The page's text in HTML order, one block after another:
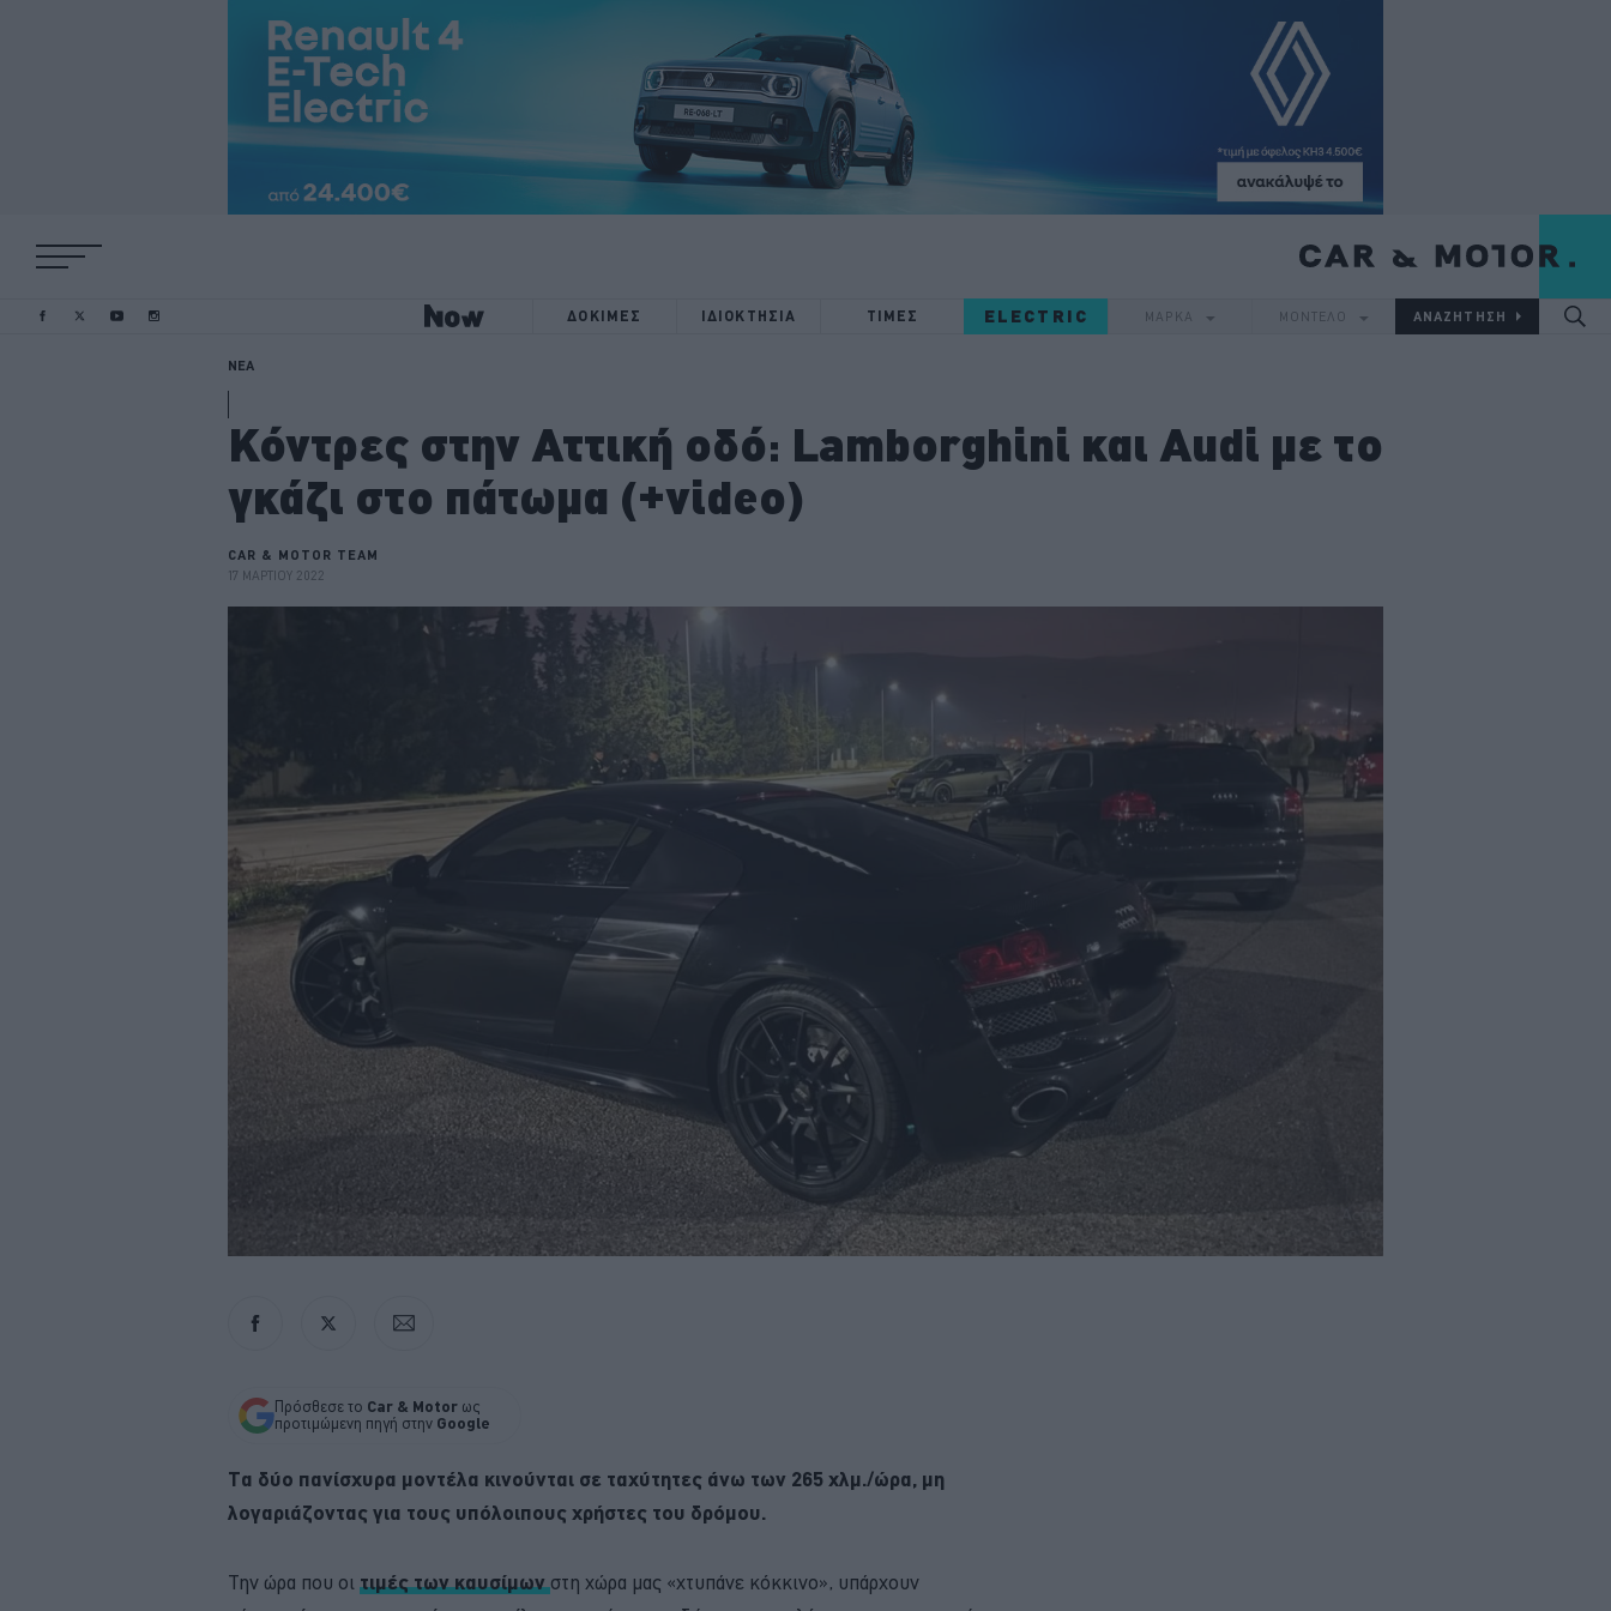
ΔΟΚΙΜΕΣ ΙΔΙΟΚΤΗΣΙΑ ΤΙΜΕΣ ELECTRIC ΜΑΡΚΑ ΜΟΝΤΕΛΟ
ΝΕΑ
Κόντρες στην Αττική οδό: Lamborghini και Audi με το
γκάζι στο πάτωμα (+video)
CAR & MOTOR TEAM
17 ΜΑΡΤΙΟΥ 2022
Πρόσθεσε το Car & Motor ως
προτιμώμενη πηγή στην Google
Τα δύο πανίσχυρα μοντέλα κινούνται σε ταχύτητες άνω των 265 χλμ./ώρα, μη
λογαριάζοντας για τους υπόλοιπους χρήστες του δρόμου.
Την ώρα που οι τιμές των καυσίμων στη χώρα μας «χτυπάνε κόκκινο», υπάρχουν